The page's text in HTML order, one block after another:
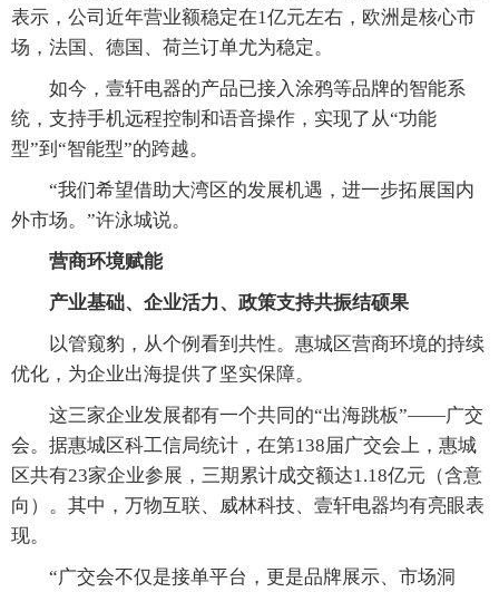
表示，公司近年营业额稳定在1亿元左右，欧洲是核心市
场，法国、德国、荷兰订单尤为稳定。
如今，壹轩电器的产品已接入涂鸦等品牌的智能系
统，支持手机远程控制和语音操作，实现了从“功能
型”到“智能型”的跨越。
“我们希望借助大湾区的发展机遇，进一步拓展国内
外市场。”许泳城说。
营商环境赋能
产业基础、企业活力、政策支持共振结硕果
以管窥豹，从个例看到共性。惠城区营商环境的持续
优化，为企业出海提供了坚实保障。
这三家企业发展都有一个共同的“出海跳板”——广交
会。据惠城区科工信局统计，在第138届广交会上，惠城
区共有23家企业参展，三期累计成交额达1.18亿元（含意
向）。其中，万物互联、威林科技、壹轩电器均有亮眼表
现。
“广交会不仅是接单平台，更是品牌展示、市场洞